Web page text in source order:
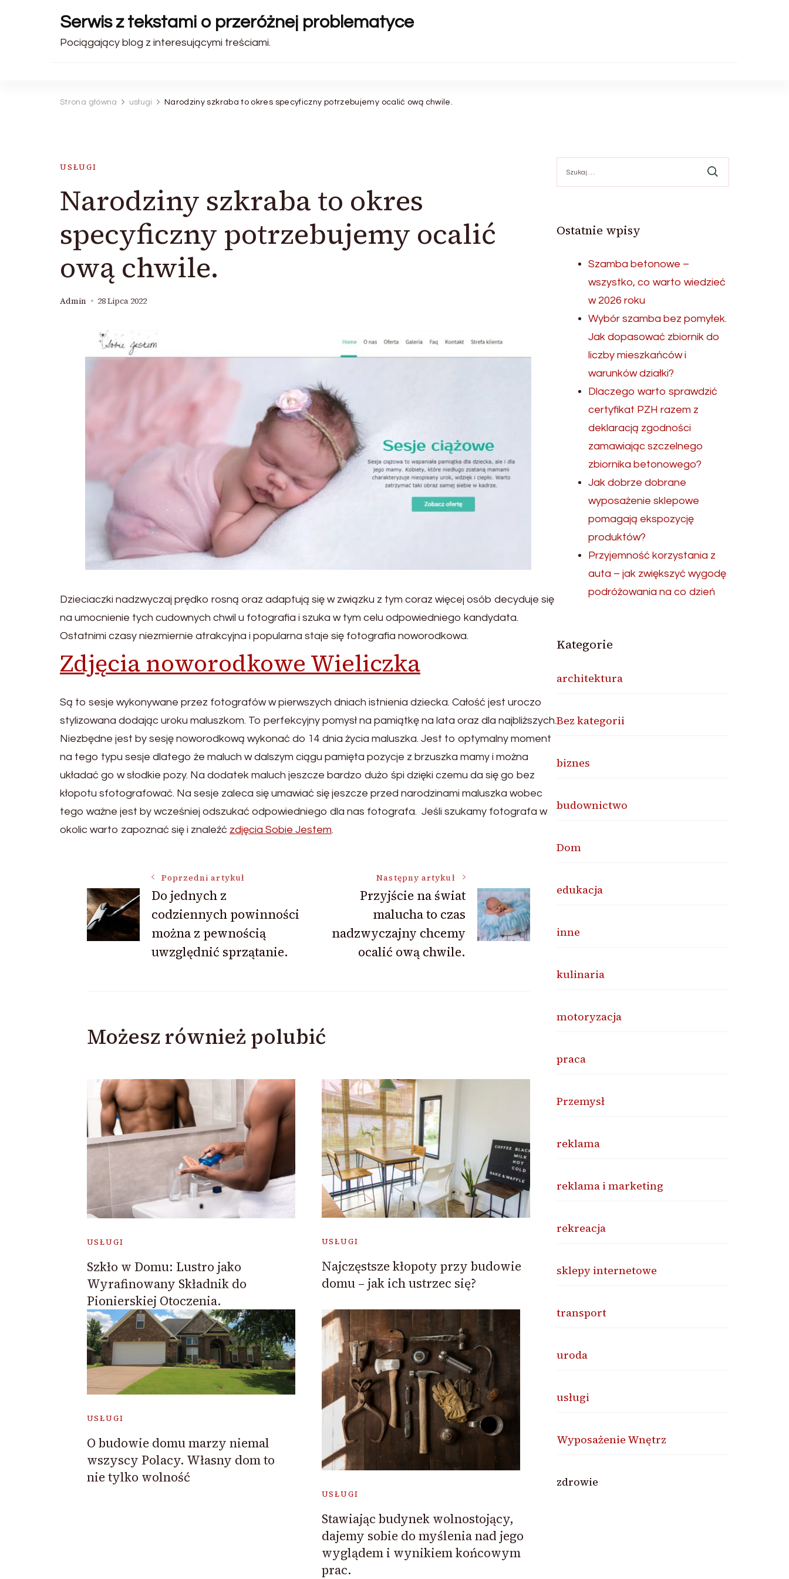
Serwis z tekstami o przeróżnej problematyce
Pociągający blog z interesującymi treściami.
Strona główna usługi Narodziny szkraba to okres specyficzny potrzebujemy ocalić ową chwile.
USŁUGI
Narodziny szkraba to okres
specyficzny potrzebujemy ocalić
ową chwile.
Admin 28 Lipca 2022
Dzieciaczki nadzwyczaj prędko rosną oraz adaptują się w związku z tym coraz więcej osób decyduje się
na umocnienie tych cudownych chwil u fotografia i szuka w tym celu odpowiedniego kandydata.
Ostatnimi czasy niezmiernie atrakcyjna i popularna staje się fotografia noworodkowa.
Zdjęcia noworodkowe Wieliczka
Są to sesje wykonywane przez fotografów w pierwszych dniach istnienia dziecka. Całość jest uroczo
stylizowana dodając uroku maluszkom. To perfekcyjny pomysł na pamiątkę na lata oraz dla najbliższych.
Niezbędne jest by sesję noworodkową wykonać do 14 dnia życia maluszka. Jest to optymalny moment
na tego typu sesje dlatego że maluch w dalszym ciągu pamięta pozycje z brzuszka mamy i można
układać go w słodkie pozy. Na dodatek maluch jeszcze bardzo dużo śpi dzięki czemu da się go bez
kłopotu sfotografować. Na sesje zaleca się umawiać się jeszcze przed narodzinami maluszka wobec
tego ważne jest by wcześniej odszukać odpowiedniego dla nas fotografa. Jeśli szukamy fotografa w
okolic warto zapoznać się i znaleźć zdjęcia Sobie Jestem.
Nawigacja
wpisu
Poprzedni artykuł
Do jednych z
codziennych powinności
można z pewnością
uwzględnić sprzątanie.
Następny artykuł
Przyjście na świat
malucha to czas
nadzwyczajny chcemy
ocalić ową chwile.
Możesz również polubić
USŁUGI
Szkło w Domu: Lustro jako
Wyrafinowany Składnik do
Pionierskiej Otoczenia.
USŁUGI
Najczęstsze kłopoty przy budowie
domu – jak ich ustrzec się?
USŁUGI
O budowie domu marzy niemal
wszyscy Polacy. Własny dom to
nie tylko wolność
USŁUGI
Stawiając budynek wolnostojący,
dajemy sobie do myślenia nad jego
wyglądem i wynikiem końcowym
prac.
Ostatnie wpisy
Szamba betonowe –
wszystko, co warto wiedzieć
w 2026 roku
Wybór szamba bez pomyłek.
Jak dopasować zbiornik do
liczby mieszkańców i
warunków działki?
Dlaczego warto sprawdzić
certyfikat PZH razem z
deklaracją zgodności
zamawiając szczelnego
zbiornika betonowego?
Jak dobrze dobrane
wyposażenie sklepowe
pomagają ekspozycję
produktów?
Przyjemność korzystania z
auta – jak zwiększyć wygodę
podróżowania na co dzień
Kategorie
architektura
Bez kategorii
biznes
budownictwo
Dom
edukacja
inne
kulinaria
motoryzacja
praca
Przemysł
reklama
reklama i marketing
rekreacja
sklepy internetowe
transport
uroda
usługi
Wyposażenie Wnętrz
zdrowie